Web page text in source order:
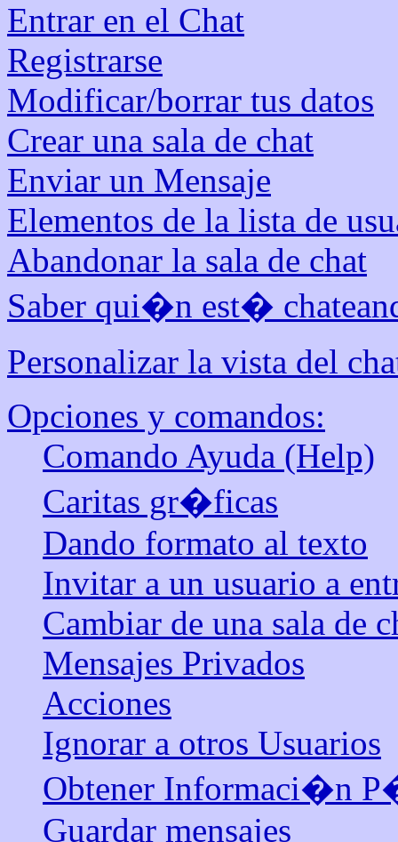
Entrar en el Chat
Registrarse
Modificar/borrar tus datos
Crear una sala de chat
Enviar un Mensaje
Elementos de la lista de
Abandonar la sala de chat
Saber qui�n est�
Personalizar la vista del
Opciones y comandos:
Comando Ayuda (Help)
Caritas gr�ficas
Dando formato al texto
Invitar a un usuario a
Cambiar de una sala de
Mensajes Privados
Acciones
Ignorar a otros Usuarios
Obtener Informaci�n
Guardar mensajes